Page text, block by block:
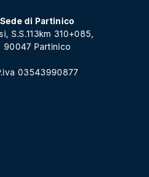
Sede di Partinico
S.S.113km 310+085,
90047 Partinico
03543990877